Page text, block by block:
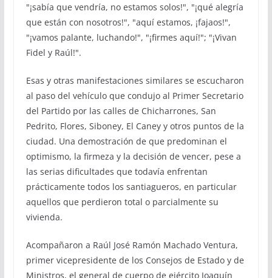
"¡sabía que vendría, no estamos solos!", "¡qué alegría
que están con nosotros!", "aquí estamos, ¡fajaos!",
"¡vamos palante, luchando!", "¡firmes aquí!"; "¡Vivan
Fidel y Raúl!".
Esas y otras manifestaciones similares se escucharon
al paso del vehículo que condujo al Primer Secretario
del Partido por las calles de Chicharrones, San
Pedrito, Flores, Siboney, El Caney y otros puntos de la
ciudad. Una demostración de que predominan el
optimismo, la firmeza y la decisión de vencer, pese a
las serias dificultades que todavía enfrentan
prácticamente todos los santiagueros, en particular
aquellos que perdieron total o parcialmente su
vivienda.
Acompañaron a Raúl José Ramón Machado Ventura,
primer vicepresidente de los Consejos de Estado y de
Ministros, el general de cuerpo de ejército Joaquín